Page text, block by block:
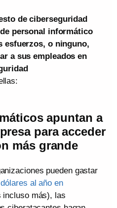
de ciberseguridad
personal informático
esfuerzos, o ninguno,
a sus empleados en
apuntan a
para acceder
más grande
pueden gastar
al año en
incluso más), las